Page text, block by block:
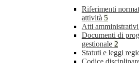
Riferimenti
attività 5
Atti
Documenti di
gestionale 2
Statuti e leggi